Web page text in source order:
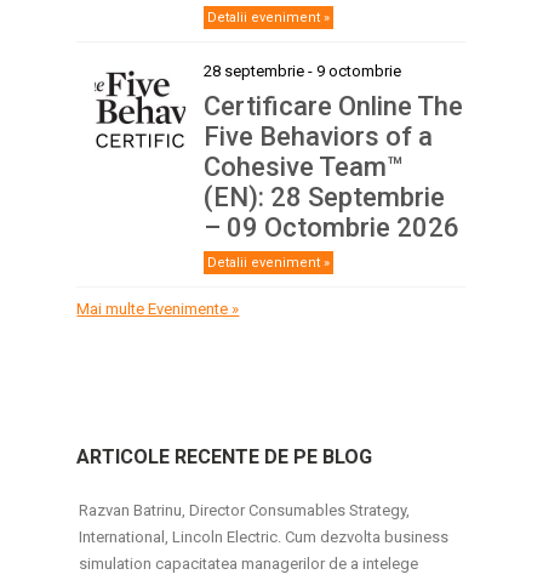
Detalii eveniment »
28 septembrie -9 octombrie
Certificare Online The
Five Behaviors of a
Cohesive Team™
(EN): 28 Septembrie
– 09 Octombrie 2026
Detalii eveniment »
Mai multe Evenimente »
ARTICOLE RECENTE DE PE BLOG
Razvan Batrinu, Director Consumables Strategy,
International, Lincoln Electric. Cum dezvolta business
simulation capacitatea managerilor de a intelege